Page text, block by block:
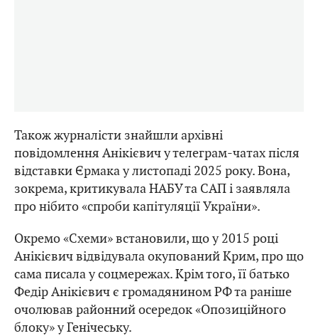
Також журналісти знайшли архівні
повідомлення Анікієвич у телеграм-чатах після
відставки Єрмака у листопаді 2025 року. Вона,
зокрема, критикувала НАБУ та САП і заявляла
про нібито «спроби капітуляції України».
Окремо «Схеми» встановили, що у 2015 році
Анікієвич відвідувала окупований Крим, про що
сама писала у соцмережах. Крім того, її батько
Федір Анікієвич є громадянином РФ та раніше
очолював районний осередок «Опозиційного
блоку» у Генічеську.